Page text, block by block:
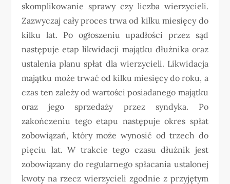
skomplikowanie sprawy czy liczba wierzycieli.
Zazwyczaj cały proces trwa od kilku miesięcy do
kilku lat. Po ogłoszeniu upadłości przez sąd
następuje etap likwidacji majątku dłużnika oraz
ustalenia planu spłat dla wierzycieli. Likwidacja
majątku może trwać od kilku miesięcy do roku, a
czas ten zależy od wartości posiadanego majątku
oraz jego sprzedaży przez syndyka. Po
zakończeniu tego etapu następuje okres spłat
zobowiązań, który może wynosić od trzech do
pięciu lat. W trakcie tego czasu dłużnik jest
zobowiązany do regularnego spłacania ustalonej
kwoty na rzecz wierzycieli zgodnie z przyjętym